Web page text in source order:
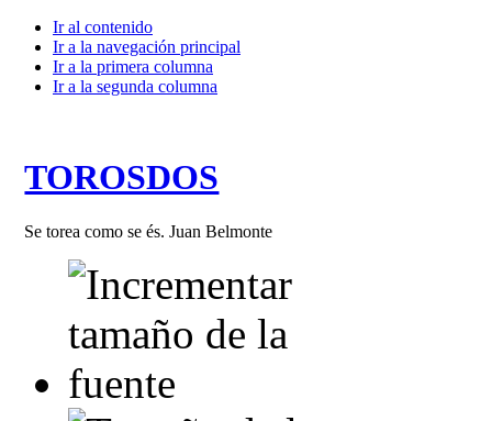
Ir al contenido
Ir a la navegación principal
Ir a la primera columna
Ir a la segunda columna
TOROSDOS
Se torea como se és. Juan Belmonte